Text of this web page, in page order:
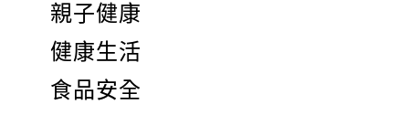
親子健康
健康生活
食品安全